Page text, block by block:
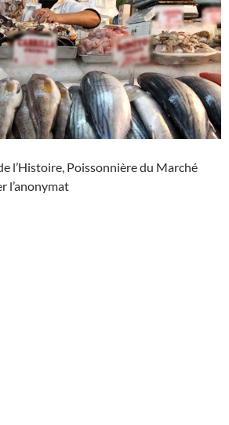
l’Histoire, Poissonnière du Marché
l’anonymat